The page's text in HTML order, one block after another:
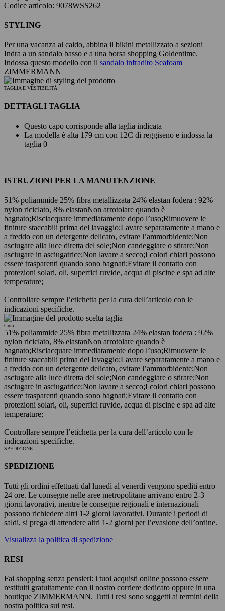
Codice articolo: 9078WSS262
STYLING
Per una vacanza al caldo, abbina il bikini metallizzato a sezioni
Indra a un sandalo basso e a una borsa shopping Goldentime.
Indossa questo modello con il sandalo infradito Seafoam
ZIMMERMANN
TAGLIA E VESTIBILITÀ
DETTAGLI TAGLIA
Questo capo corrisponde alla taglia indicata
La modella è alta 179 cm con 12C di reggiseno e indossa la
taglia 0
ISTRUZIONI PER LA MANUTENZIONE
51% poliammide 25% fibra metallizzata 24% elastan fodera : 92%
nylon riciclato, 8% elastanNon arrotolare quando è
bagnato;Risciacquare immediatamente dopo l’uso;Rimuovere le
finiture staccabili prima del lavaggio;Lavare separatamente a mano e
a freddo con un detergente delicato, evitare l’ammorbidente;Non
asciugare alla luce diretta del sole;Non candeggiare o stirare;Non
asciugare in asciugatrice;Non lavare a secco;I colori chiari possono
essere trasparenti quando sono bagnati;Evitare il contatto con
protezioni solari, oli, superfici ruvide, acqua di piscine e spa ad alte
temperature;
Controllare sempre l’etichetta per la cura dell’articolo con le
indicazioni specifiche.
Cura
51% poliammide 25% fibra metallizzata 24% elastan fodera : 92%
nylon riciclato, 8% elastanNon arrotolare quando è
bagnato;Risciacquare immediatamente dopo l’uso;Rimuovere le
finiture staccabili prima del lavaggio;Lavare separatamente a mano e
a freddo con un detergente delicato, evitare l’ammorbidente;Non
asciugare alla luce diretta del sole;Non candeggiare o stirare;Non
asciugare in asciugatrice;Non lavare a secco;I colori chiari possono
essere trasparenti quando sono bagnati;Evitare il contatto con
protezioni solari, oli, superfici ruvide, acqua di piscine e spa ad alte
temperature;
Controllare sempre l’etichetta per la cura dell’articolo con le
indicazioni specifiche.
SPEDIZIONE
SPEDIZIONE
Tutti gli ordini effettuati dal lunedì al venerdì vengono spediti entro
24 ore. Le consegne nelle aree metropolitane arrivano entro 2-3
giorni lavorativi, mentre le consegne regionali e internazionali
possono richiedere altri 1-2 giorni lavorativi. Durante i periodi di
saldi, si prega di attendere altri 1-2 giorni per l’evasione dell’ordine.
Visualizza la politica di spedizione
RESI
Fai shopping senza pensieri: i tuoi acquisti online possono essere
restituiti gratuitamente con il nostro corriere dedicato oppure in una
boutique ZIMMERMANN. Tutti i resi sono soggetti ai termini della
nostra politica sui resi.